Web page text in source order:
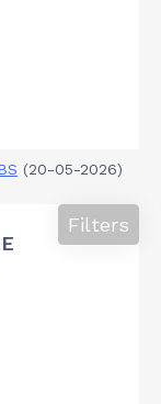
(20-05-2026)
Filters